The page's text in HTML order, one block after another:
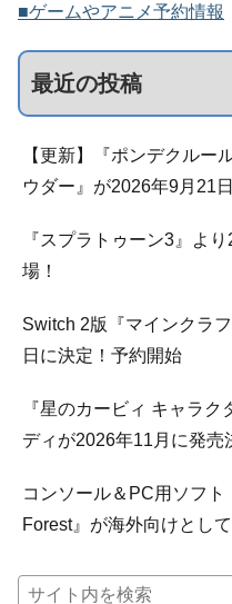
■ゲームやアニメ予約情報
最近の投稿
【更新】『ポンデクルー
ウダー』が2026年9月21
『スプラトゥーン3』よ
場！
Switch 2版『マインクラ
日に決定！予約開始
『星のカービィ キャラ
ディが2026年11月に発売
コンソール＆PC用ソフ
Forest』が海外向けとし